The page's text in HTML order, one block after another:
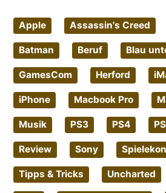
Apple Assassin's Creed
Batman Beruf Blau
GamesCom Herford
iPhone Macbook Pro
Musik PS3 PS4
Review Sony
Tipps & Tricks Uncharted